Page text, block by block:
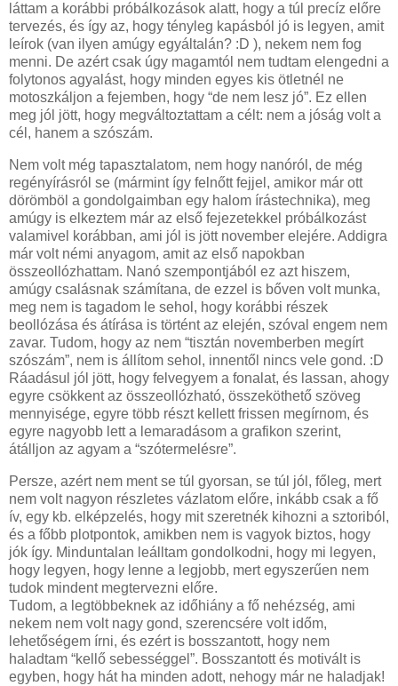
láttam a korábbi próbálkozások alatt, hogy a túl precíz előre
tervezés, és így az, hogy tényleg kapásból jó is legyen, amit
leírok (van ilyen amúgy egyáltalán? :D ), nekem nem fog
menni. De azért csak úgy magamtól nem tudtam elengedni a
folytonos agyalást, hogy minden egyes kis ötletnél ne
motoszkáljon a fejemben, hogy “de nem lesz jó”. Ez ellen
meg jól jött, hogy megváltoztattam a célt: nem a jóság volt a
cél, hanem a szószám.
Nem volt még tapasztalatom, nem hogy nanóról, de még
regényírásról se (mármint így felnőtt fejjel, amikor már ott
dörömböl a gondolgaimban egy halom írástechnika), meg
amúgy is elkeztem már az első fejezetekkel próbálkozást
valamivel korábban, ami jól is jött november elejére. Addigra
már volt némi anyagom, amit az első napokban
összeollózhattam. Nanó szempontjából ez azt hiszem,
amúgy csalásnak számítana, de ezzel is bőven volt munka,
meg nem is tagadom le sehol, hogy korábbi részek
beollózása és átírása is történt az elején, szóval engem nem
zavar. Tudom, hogy az nem “tisztán novemberben megírt
szószám”, nem is állítom sehol, innentől nincs vele gond. :D
Ráadásul jól jött, hogy felvegyem a fonalat, és lassan, ahogy
egyre csökkent az összeollózható, összeköthető szöveg
mennyisége, egyre több részt kellett frissen megírnom, és
egyre nagyobb lett a lemaradásom a grafikon szerint,
átálljon az agyam a “szótermelésre”.
Persze, azért nem ment se túl gyorsan, se túl jól, főleg, mert
nem volt nagyon részletes vázlatom előre, inkább csak a fő
ív, egy kb. elképzelés, hogy mit szeretnék kihozni a sztoriból,
és a főbb plotpontok, amikben nem is vagyok biztos, hogy
jók így. Minduntalan leálltam gondolkodni, hogy mi legyen,
hogy legyen, hogy lenne a legjobb, mert egyszerűen nem
tudok mindent megtervezni előre.
Tudom, a legtöbbeknek az időhiány a fő nehézség, ami
nekem nem volt nagy gond, szerencsére volt időm,
lehetőségem írni, és ezért is bosszantott, hogy nem
haladtam “kellő sebességgel”. Bosszantott és motivált is
egyben, hogy hát ha minden adott, nehogy már ne haladjak!